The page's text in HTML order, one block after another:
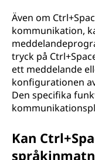
Även om
kommunikation,
tryck på
ett meddelande
konfigurationen
Den specifika
Kan